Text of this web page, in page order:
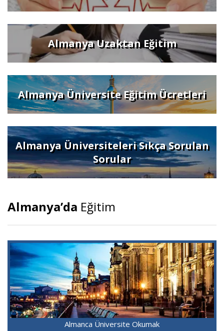
Almanya Uzaktan Eğitim
Almanya Üniversite Eğitim Ücretleri
Almanya Üniversiteleri Sıkça Sorulan
Sorular
Almanya’da Eğitim
Almanca Üniversite Okumak